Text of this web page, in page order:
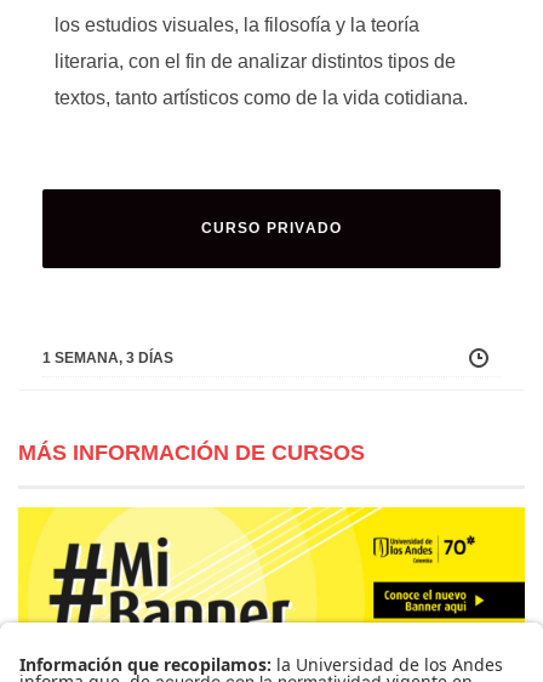
los estudios visuales, la filosofía y la teoría
literaria, con el fin de analizar distintos tipos de
textos, tanto artísticos como de la vida cotidiana.
CURSO PRIVADO
1 SEMANA, 3 DÍAS
MÁS INFORMACIÓN DE CURSOS